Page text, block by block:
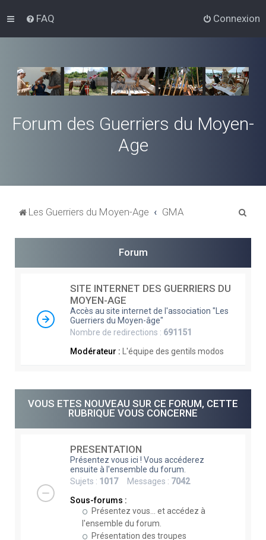
FAQ Connexion
Forum des Guerriers du Moyen-
Age
Les Guerriers du Moyen-Age GMA
Forum
SITE INTERNET DES GUERRIERS DU
MOYEN-AGE
Accès au site internet de l'association "Les
Guerriers du Moyen-âge"
Nombre de redirections : 691151
Modérateur :
L'équipe des gentils modos
VOUS ETES NOUVEAU SUR CE FORUM, CETTE
RUBRIQUE VOUS CONCERNE
PRESENTATION
Présentez vous ici ! Vous accéderez
ensuite à l'ensemble du forum.
Sujets : 1017Messages : 7042
Sous-forums :
Présentez vous... et accédez à
l'ensemble du forum.
Présentation des troupes